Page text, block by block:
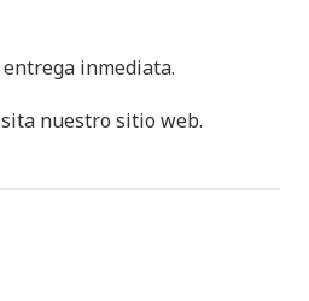
inmediata.
nuestro sitio web.